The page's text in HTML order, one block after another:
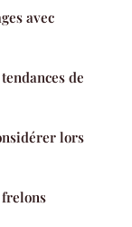
avec
de
lors